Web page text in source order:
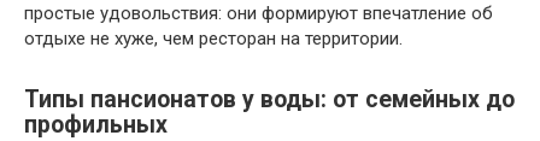
простые удовольствия: они формируют впечатление об
отдыхе не хуже, чем ресторан на территории.
Типы пансионатов у воды: от семейных до
профильных